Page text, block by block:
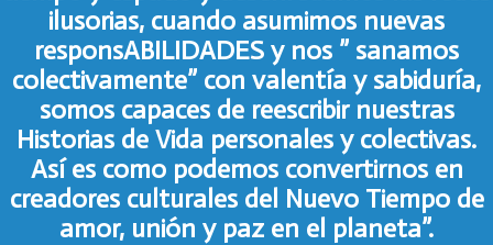
ilusorias, cuando asumimos nuevas
responsABILIDADES y nos ” sanamos
colectivamente” con valentía y sabiduría,
somos capaces de reescribir nuestras
Historias de Vida personales y colectivas.
Así es como podemos convertirnos en
creadores culturales del Nuevo Tiempo de
amor, unión y paz en el planeta”.